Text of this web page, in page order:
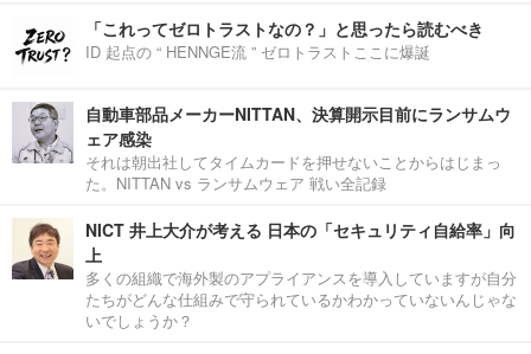
「これってゼロトラストなの？」と思ったら読むべき
ID 起点の “ HENNGE流 ” ゼロトラストここに爆誕
自動車部品メーカーNITTAN、決算開示目前にランサムウ
ェア感染
それは朝出社してタイムカードを押せないことからはじまっ
た。NITTAN vs ランサムウェア 戦い全記録
NICT 井上大介が考える 日本の「セキュリティ自給率」向
上
多くの組織で海外製のアプライアンスを導入していますが自分
たちがどんな仕組みで守られているかわかっていないんじゃな
いでしょうか？